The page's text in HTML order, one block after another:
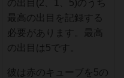
の出目(2、1、5)のうち
最高の出目を記録する
必要があります。最高
の出目は5です。
彼は赤のキューブを5の